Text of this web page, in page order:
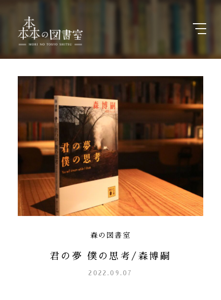
森の図書室
君の夢 僕の思考/森博嗣
2022.09.07